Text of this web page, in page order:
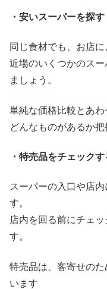
・安いスーパーを探す
同じ食材でも、お店
近場のいくつかのス
ましょう。
単純な価格比較とあ
どんなものがあるか把
・特売品をチェックす
スーパーの入口や店
す。
店内を回る前にチェ
す。
特売品は、客寄せの
います